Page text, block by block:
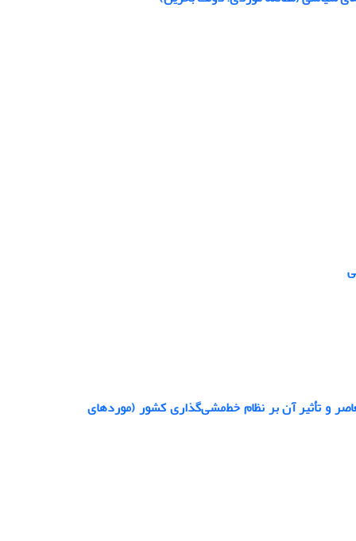
و تأثیر آن بر نظام خط‌مشی‌گذاری کشور (موردهای